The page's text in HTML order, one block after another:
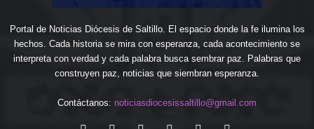
Portal de Noticias Diócesis de Saltillo. El espacio donde la fe ilumina los
hechos. Cada historia se mira con esperanza, cada acontecimiento se
interpreta con verdad y cada palabra busca sembrar paz. Palabras que
construyen paz, noticias que siembran esperanza.
Contáctanos: noticiasdiocesissaltillo@gmail.com